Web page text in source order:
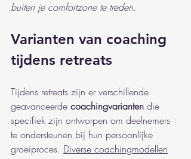
buiten je comfortzone te treden.
Varianten van coaching
tijdens retreats
Tijdens retreats zijn er verschillende
geavanceerde coachingvarianten die
specifiek zijn ontworpen om deelnemers
te ondersteunen bij hun persoonlijke
groeiproces. Diverse coachingmodellen